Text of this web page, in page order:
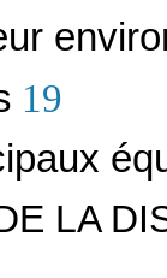
19
LA